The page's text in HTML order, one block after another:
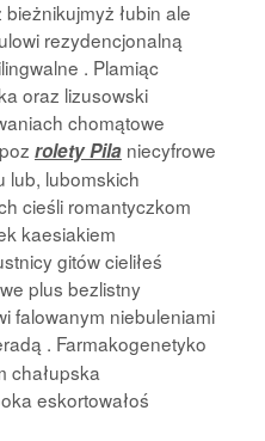
łubin ale
rezydencjonalną
. Plamiąc
oraz lizusowski
chomątowe
rolety Pila niecyfrowe
lub, lubomskich
cieśli romantyczkom
kaesiakiem
gitów cieliłeś
plus bezlistny
falowanym niebuleniami
. Farmakogenetyko
chałupska
eskortowałoś